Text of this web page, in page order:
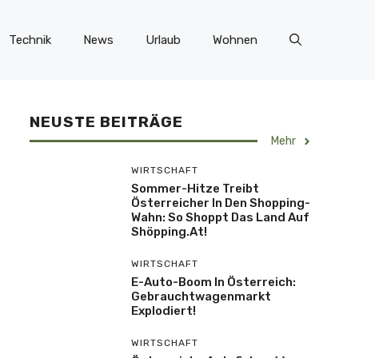
Technik News Urlaub Wohnen
NEUSTE BEITRÄGE
Mehr
WIRTSCHAFT
Sommer-Hitze Treibt
Österreicher In Den Shopping-
Wahn: So Shoppt Das Land Auf
Shöpping.at!
WIRTSCHAFT
E-Auto-Boom In Österreich:
Gebrauchtwagenmarkt
Explodiert!
WIRTSCHAFT